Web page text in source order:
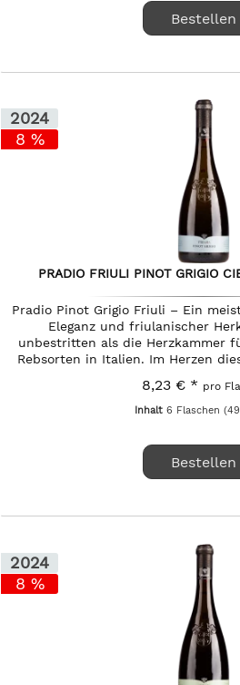
Bestellen
2024
8 %
PRADIO FRIULI PINOT GRIGIO
Pradio Pinot Grigio Friuli – Ein
Eleganz und friulanischer
unbestritten als die Herzkammer
Rebsorten in Italien. Im Herzen
8,23 € * pro
Inhalt 6 Flaschen
Bestellen
2024
8 %